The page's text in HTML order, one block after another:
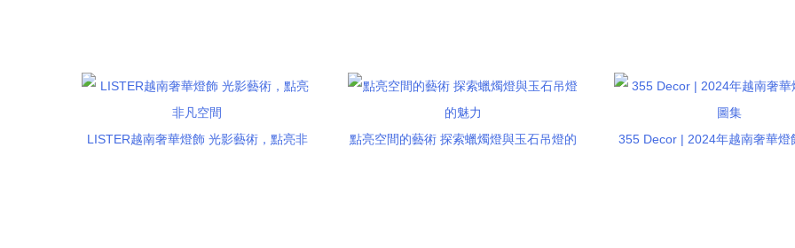
LISTER越南奢華燈飾 光影藝術，點亮非
點亮空間的藝術 探索蠟燭燈與玉石吊燈的
355 Decor | 2024年越南奢華燈